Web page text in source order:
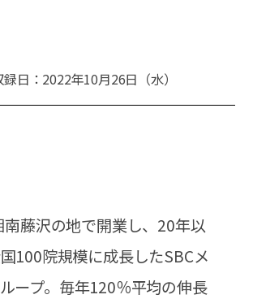
日：2022年10月26日（水）
藤沢の地で開業し、20年以
100院規模に成長したSBCメ
ープ。毎年120％平均の伸長